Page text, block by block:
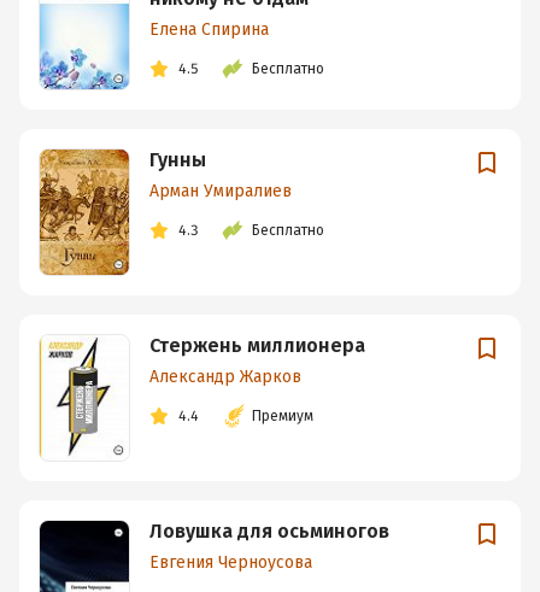
Елена Спирина
4.5 Бесплатно
Гунны
Арман Умиралиев
4.3 Бесплатно
Стержень миллионера
Александр Жарков
4.4 Премиум
Ловушка для осьминогов
Евгения Черноусова